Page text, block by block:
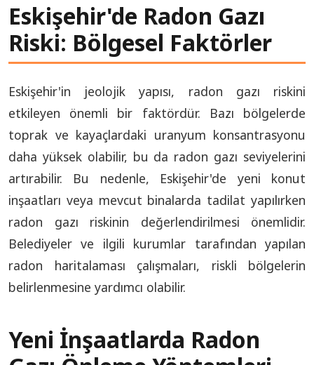
Eskişehir'de Radon Gazı
Riski: Bölgesel Faktörler
Eskişehir'in jeolojik yapısı, radon gazı riskini
etkileyen önemli bir faktördür. Bazı bölgelerde
toprak ve kayaçlardaki uranyum konsantrasyonu
daha yüksek olabilir, bu da radon gazı seviyelerini
artırabilir. Bu nedenle, Eskişehir'de yeni konut
inşaatları veya mevcut binalarda tadilat yapılırken
radon gazı riskinin değerlendirilmesi önemlidir.
Belediyeler ve ilgili kurumlar tarafından yapılan
radon haritalaması çalışmaları, riskli bölgelerin
belirlenmesine yardımcı olabilir.
Yeni İnşaatlarda Radon